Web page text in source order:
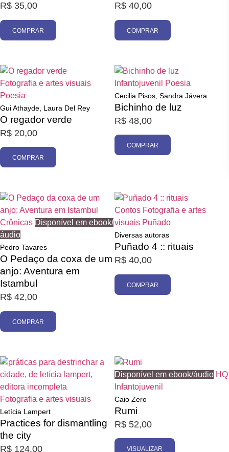
R$ 35,00
COMPRAR
R$ 40,00
COMPRAR
Fotografia e artes visuais
Poesia
Gui Athayde, Laura Del Rey
O regador verde
R$ 20,00
COMPRAR
Infantojuvenil Poesia
Cecilia Pisos, Sandra Jávera
Bichinho de luz
R$ 48,00
COMPRAR
Crônicas Disponível em ebook/
áudio
Pedro Tavares
O Pedaço da coxa de um
anjo: Aventura em
Istambul
R$ 42,00
COMPRAR
Contos Fotografia e artes
visuais Puñado
Diversas autoras
Puñado 4 :: rituais
R$ 40,00
COMPRAR
Fotografia e artes visuais
Letícia Lampert
Practices for dismantling
the city
R$ 124,00
Disponível em ebook/áudio HQ
Infantojuvenil
Caio Zero
Rumi
R$ 52,00
VISUALIZAR